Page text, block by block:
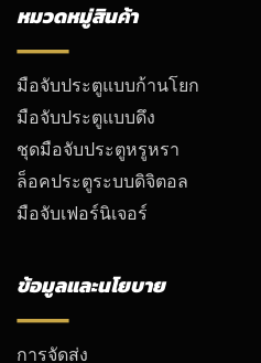
หมวดหมู่สินค้า
มือจับประตูแบบก้านโยก
มือจับประตูแบบดึง
ชุดมือจับประตูหรูหรา
ล็อคประตูระบบดิจิตอล
มือจับเฟอร์นิเจอร์
ข้อมูลและนโยบาย
การจัดส่ง